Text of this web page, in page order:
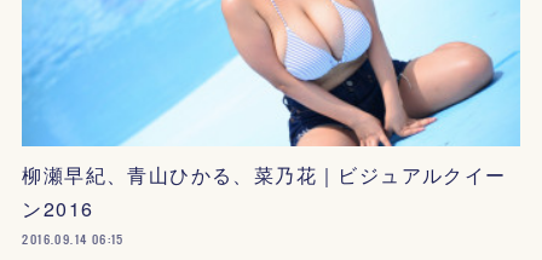
柳瀬早紀、青山ひかる、菜乃花｜ビジュアルクイー
ン2016
2016.09.14 06:15